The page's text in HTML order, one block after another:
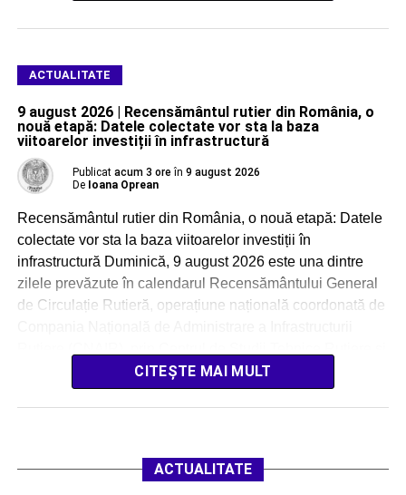
ACTUALITATE
9 august 2026 | Recensământul rutier din România, o
nouă etapă: Datele colectate vor sta la baza
viitoarelor investiții în infrastructură
Publicat acum 3 ore în 9 august 2026
De Ioana Oprean
Recensământul rutier din România, o nouă etapă: Datele
colectate vor sta la baza viitoarelor investiții în
infrastructură Duminică, 9 august 2026 este una dintre
zilele prevăzute în calendarul Recensământului General
de Circulație Rutieră, operațiune națională coordonată de
Informatică (CESTRIN). Acțiunea […]
CITEȘTE MAI MULT
ACTUALITATE